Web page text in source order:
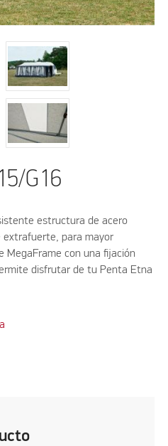
G16
estructura de acero
extrafuerte, para mayor
MegaFrame con una fijación
disfrutar de tu Penta Etna